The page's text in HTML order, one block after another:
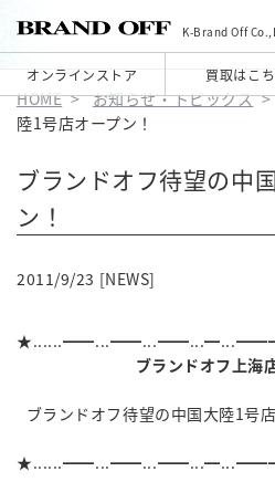
K-Brand Off
オンラインストア 買取はこ
HOME お知らせ・トピックス
陸1号店オープン！
ブランドオフ待望の中
ン！
2011/9/23 [NEWS]
ブランドオフ上海
ブランドオフ待望の中国大陸1号